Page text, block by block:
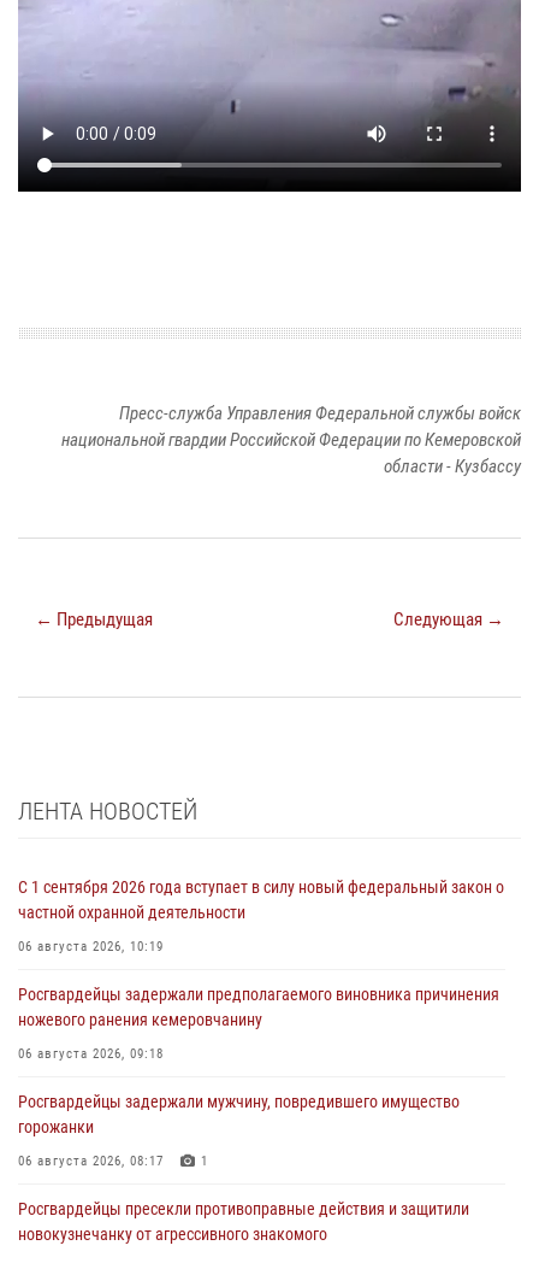
Пресс-служба Управления Федеральной службы войск
национальной гвардии Российской Федерации по Кемеровской
области - Кузбассу
← Предыдущая Следующая →
ЛЕНТА НОВОСТЕЙ
С 1 сентября 2026 года вступает в силу новый федеральный закон о
частной охранной деятельности
06 августа 2026, 10:19
Росгвардейцы задержали предполагаемого виновника причинения
ножевого ранения кемеровчанину
06 августа 2026, 09:18
Росгвардейцы задержали мужчину, повредившего имущество
горожанки
06 августа 2026, 08:17 1
Росгвардейцы пресекли противоправные действия и защитили
новокузнечанку от агрессивного знакомого